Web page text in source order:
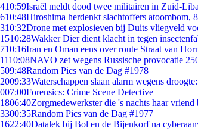
410:59Israël meldt dood twee militairen in Zuid-
610:48Hiroshima herdenkt slachtoffers atoombom,
310:32Drone met explosieven bij Duits vliegveld
1510:28Wakker Dier dient klacht in tegen
710:16Iran en Oman eens over route Straat van
1110:08NAVO zet wegens Russische provocatie
509:48Random Pics van de Dag #1978
2009:33Waterschappen slaan alarm wegens
007:00Forensics: Crime Scene Detective
1806:40Zorgmedewerkster die 's nachts haar vriend
3300:35Random Pics van de Dag #1977
1622:40Datalek bij Bol en de Bijenkorf na